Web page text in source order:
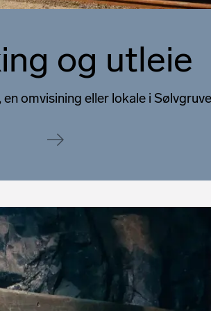
og utleie
omvisining eller lokale i